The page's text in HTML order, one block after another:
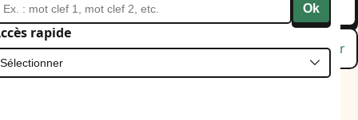
Ok
rapide
Lu Favori Masquer